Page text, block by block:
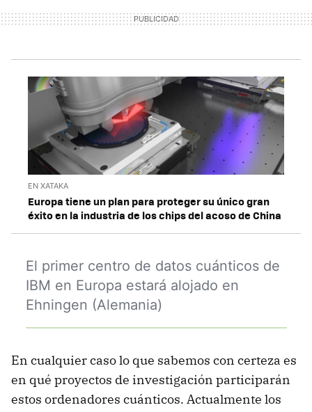
EN XATAKA
Europa tiene un plan para proteger su único gran
éxito en la industria de los chips del acoso de China
El primer centro de datos cuánticos de
IBM en Europa estará alojado en
Ehningen (Alemania)
En cualquier caso lo que sabemos con certeza es
en qué proyectos de investigación participarán
estos ordenadores cuánticos. Actualmente los